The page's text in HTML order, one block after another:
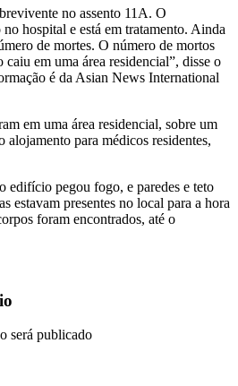
no assento 11A. O
hospital e está em tratamento. Ainda
de mortes. O número de mortos
em uma área residencial”, disse o
é da Asian News International
em uma área residencial, sobre um
para médicos residentes,
edifício pegou fogo, e paredes e teto
estavam presentes no local para a hora
foram encontrados, até o
será publicado